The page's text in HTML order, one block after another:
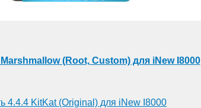
(Root, Custom) для iNew I8000
4.4.4 KitKat (Original) для iNew I8000